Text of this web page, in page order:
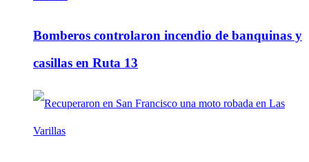
Bomberos controlaron incendio de banquinas y
casillas en Ruta 13